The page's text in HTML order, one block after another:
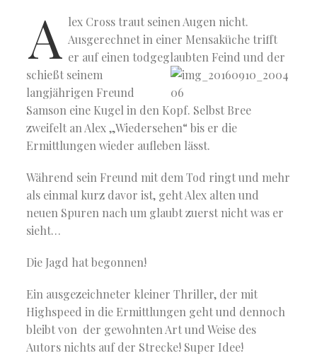
A lex Cross traut seinen Augen nicht.
Ausgerechnet in einer Mensaküche trifft
er auf einen todgeglaubten Feind und der
schießt seinem
langjährigen Freund
Samson eine Kugel in den Kopf. Selbst Bree
zweifelt an Alex „Wiedersehen“ bis er die
Ermittlungen wieder aufleben lässt.
Während sein Freund mit dem Tod ringt und mehr
als einmal kurz davor ist, geht Alex alten und
neuen Spuren nach um glaubt zuerst nicht was er
sieht…
Die Jagd hat begonnen!
Ein ausgezeichneter kleiner Thriller, der mit
Highspeed in die Ermittlungen geht und dennoch
bleibt von der gewohnten Art und Weise des
Autors nichts auf der Strecke! Super Idee!